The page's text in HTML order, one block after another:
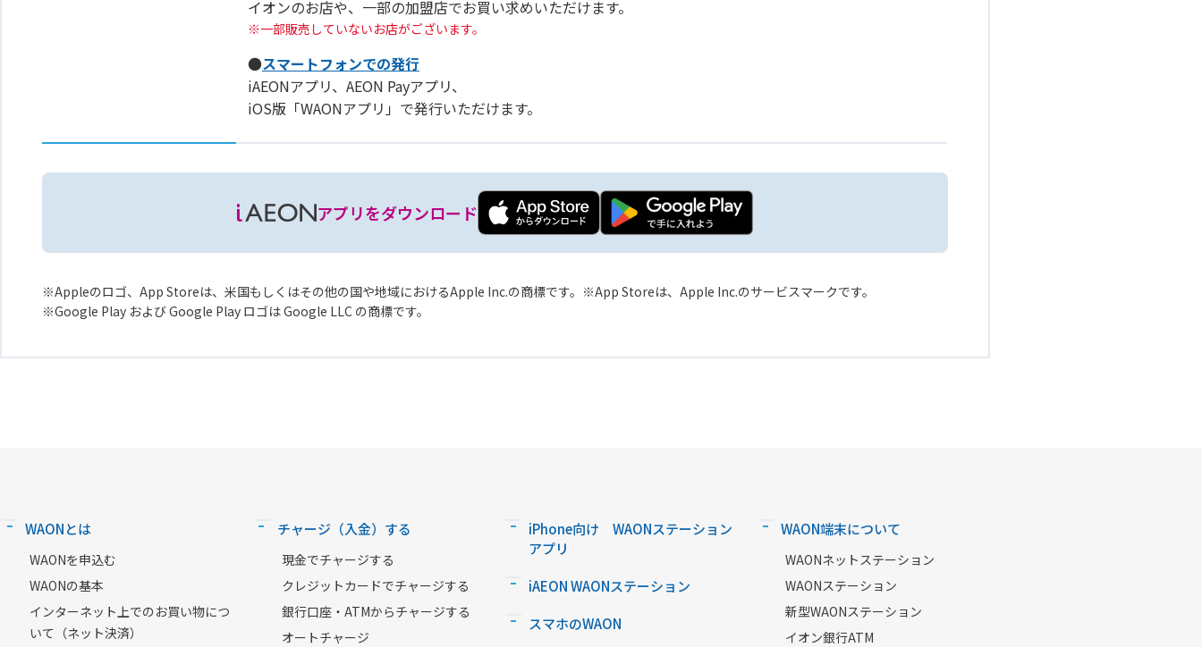
イオンのお店や、一部の加盟店でお買い求めいただけます。
一部販売していないお店がございます。
●スマートフォンでの発行
iAEONアプリ、AEON Payアプリ、
iOS版「WAONアプリ」で発行いただけます。
アプリをダウンロード
Appleのロゴ、App Storeは、米国もしくはその他の国や地域におけるApple Inc.の商標です。
App Storeは、Apple Inc.のサービスマークです。
Google Play および Google Play ロゴは Google LLC の商標です。
WAONとは
WAONを申込む
WAONの基本
インターネット上でのお買い物につ
いて（ネット決済）
チャージ（入金）する
現金でチャージする
クレジットカードでチャージする
銀行口座・ATMからチャージする
オートチャージ
iPhone向け WAONステーション
アプリ
iAEON WAONステーション
スマホのWAON
WAON端末について
WAONネットステーション
WAONステーション
新型WAONステーション
イオン銀行ATM